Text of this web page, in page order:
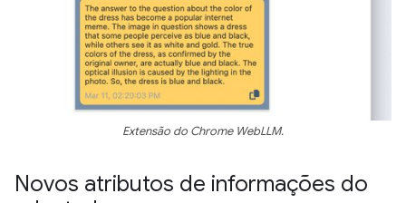
Extensão do Chrome WebLLM.
Novos atributos de informações do